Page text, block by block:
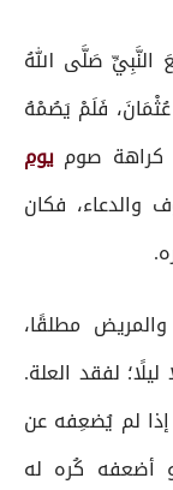
صَلَّى اللهُ
فَلَمْ يَصُمْهُ
كراهة صوم يوم
والدعاء، فكان
مطلقًا،
لفقد العلة.
إذا لم يُضعِفه عن
أضعفه كُره له